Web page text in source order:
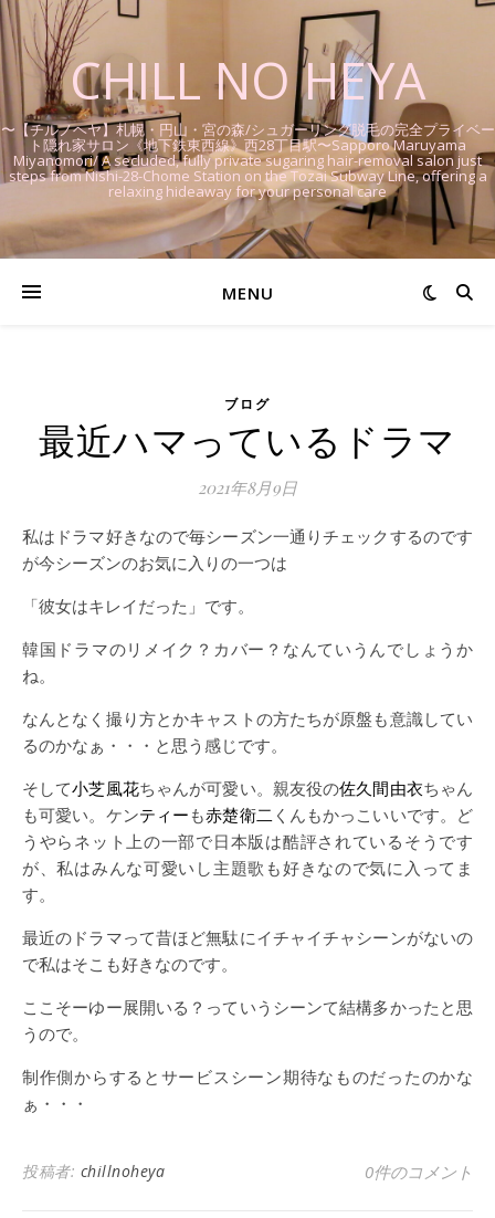
CHILL NO HEYA
〜【チルノヘヤ】札幌・円山・宮の森/シュガーリング脱毛の完全プライベー
ト隠れ家サロン《地下鉄東西線》西28丁目駅〜Sapporo Maruyama
Miyanomori/ A secluded, fully private sugaring hair-removal salon just
steps from Nishi-28-Chome Station on the Tozai Subway Line, offering a
relaxing hideaway for your personal care
MENU
ブログ
最近ハマっているドラマ
2021年8月9日
私はドラマ好きなので毎シーズン一通りチェックするのです
が今シーズンのお気に入りの一つは
「彼女はキレイだった」です。
韓国ドラマのリメイク？カバー？なんていうんでしょうか
ね。
なんとなく撮り方とかキャストの方たちが原盤も意識してい
るのかなぁ・・・と思う感じです。
そして小芝風花ちゃんが可愛い。親友役の佐久間由衣ちゃん
も可愛い。ケンティー も赤楚衛二くんもかっこいいです。ど
うやらネット上の一部で日本版は酷評されているそうです
が、私はみんな可愛いし主題歌も好きなので気に入ってま
す。
最近のドラマって昔ほど無駄にイチャイチャシーンがないの
で私はそこも好きなのです。
ここそーゆー展開いる？っていうシーンて結構多かったと思
うので。
制作側からするとサービスシーン期待なものだったのかな
ぁ・・・
投稿者: chillnoheya 0件のコメント